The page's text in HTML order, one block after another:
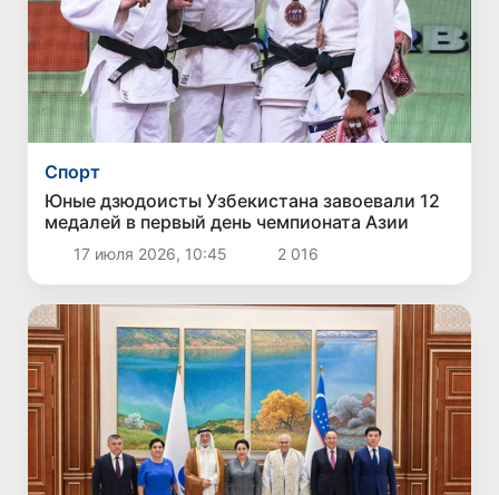
Спорт
Юные дзюдоисты Узбекистана завоевали 12
медалей в первый день чемпионата Азии
17 июля 2026, 10:45 2 016